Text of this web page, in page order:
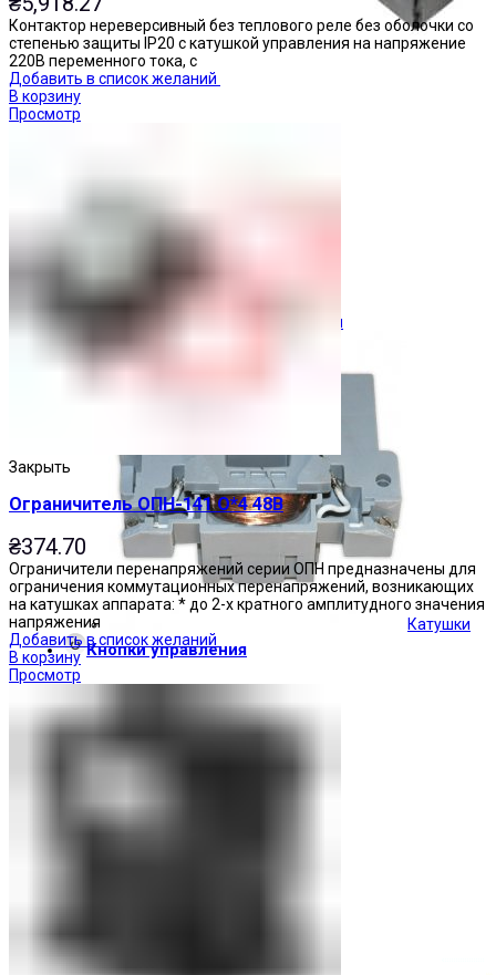
Ограничители перенапряжения
Катушки
Кнопки управления
Контактор нереверсивный без теплового реле без оболочки со
степенью защиты IP20 с катушкой управления на напряжение
220В переменного тока, с
Добавить в список желаний
В корзину
Просмотр
Закрыть
Ограничитель ОПН-141 О*4 48В
₴374.70
Ограничители перенапряжений серии ОПН предназначены для
ограничения коммутационных перенапряжений, возникающих
на катушках аппарата: * до 2-х кратного амплитудного значения
напряжения
Добавить в список желаний
В корзину
Просмотр